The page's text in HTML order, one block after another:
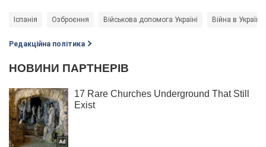
Іспанія Озброєння Військова допомога Україні Війна в Україні
Редакційна політика